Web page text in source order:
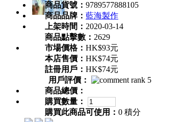
商品貨號： 9789577888105
商品品牌： 藍海製作
上架時間： 2020-03-14
商品點擊數： 2629
市場價格： HK$93元
本店售價： HK$74元
註冊用戶： HK$74元
用戶評價：
商品總價：
購買數量：
購買此商品可使用： 0 積分